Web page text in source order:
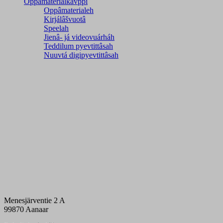
Oppâmaterialeh
Kirjálâšvuotâ
Speelah
Jienâ- já videovuárháh
Teddilum pyevtittâsah
Nuuvtá digipyevtittâsah
Menesjärventie 2 A
99870 Aanaar